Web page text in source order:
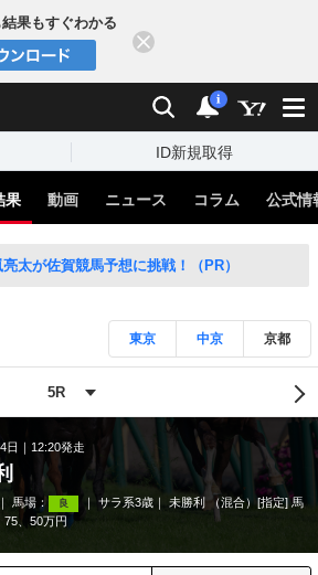
果もすぐわかる
検索 通知
i
ID新規取得
果 動画 ニュース コラム 公式情
太が佐賀競馬予想に挑戦！（PR）
東京 中京 京都
日 12:20発走
馬場： 良 サラ系3歳
未勝利 （混合）[指定] 馬
75、50万円